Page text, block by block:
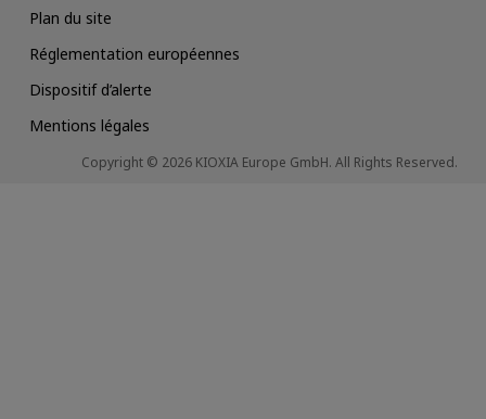
Plan du site
Réglementation européennes
Dispositif d’alerte
Mentions légales
Copyright © 2026 KIOXIA Europe GmbH. All Rights Reserved.